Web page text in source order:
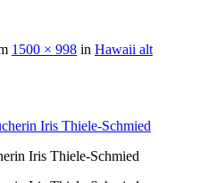
1500 × 998 in Hawaii alt
Iris Thiele-Schmied